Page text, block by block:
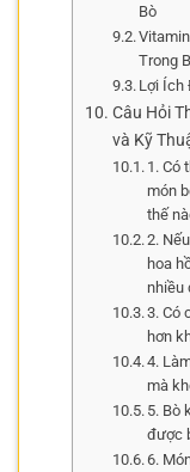
Bò
Trong
Lợi Ích
Câu Hỏi
và Kỹ
1. Có
món
thế
2.
hoa
nhiều
3. Có
hơn
4.
mà
5. Bò
được
6.